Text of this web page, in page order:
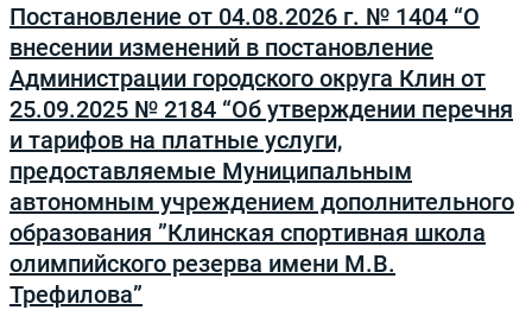
Постановление от 04.08.2026 г. № 1404 “О
внесении изменений в постановление
Администрации городского округа Клин от
25.09.2025 № 2184 “Об утверждении перечня
и тарифов на платные услуги,
предоставляемые Муниципальным
автономным учреждением дополнительного
образования ”Клинская спортивная школа
олимпийского резерва имени М.В.
Трефилова”